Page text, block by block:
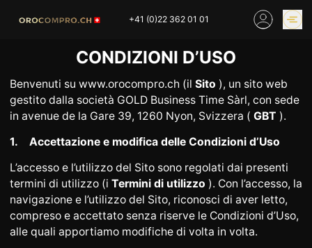
+41 (0)22 362 01 01
PREZZO DELL’ORO
COMPRARE ORO
ONLINE
NEGOZI
HOME
COMPRO ORO
COMPRO ARGENTO
PREZZO DELL’ORO
COMPRO PLATINO
COMPRO LATTA
COMPRO DIAMANTE
COMPRO PEZZI MONETA
COMPRO OROLOGI
RIMANENZE
CONDIZIONI D’USO
Benvenuti su www.orocompro.ch (il Sito ), un sito web
gestito dalla società GOLD Business Time Sàrl, con sede
in avenue de la Gare 39, 1260 Nyon, Svizzera ( GBT ).
1.
Accettazione e modifica delle Condizioni d’Uso
L’accesso e l’utilizzo del Sito sono regolati dai presenti
termini di utilizzo (i Termini di utilizzo ). Con l’accesso, la
navigazione e l’utilizzo del Sito, riconosci di aver letto,
compreso e accettato senza riserve le Condizioni d’Uso,
alle quali apportiamo modifiche di volta in volta.